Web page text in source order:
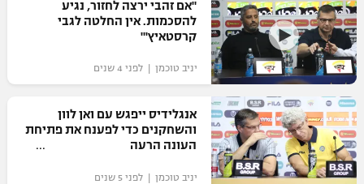
"אם זהבי ירצה לחזור, נגיע
להסכמות. אין החלטה לגבי
קרסטאיץ'"
יניב טוכמן | לפני 4 שנים
אנגלידיס ייפגש עם ואן לוון
והשחקנים כדי לפענח את פתיחת
העונה הרעה
יניב טוכמן | לפני 5 שנים